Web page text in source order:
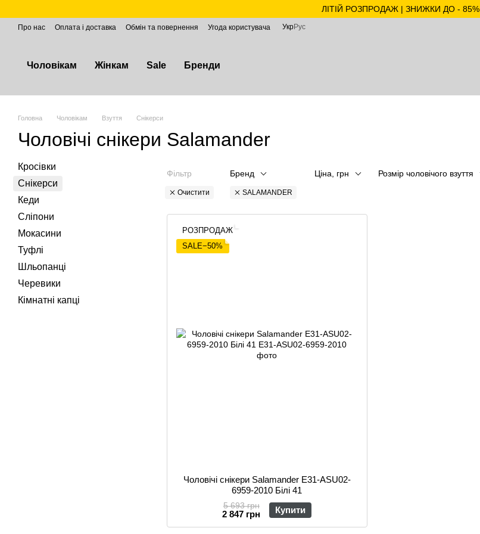
ЛІТІЙ РОЗПРОДАЖ | ЗНИЖКИ ДО - 85%
Про нас Оплата і доставка Обмін та повернення Угода користувача УкрРус
Чоловікам Жінкам Sale Бренди
Головна Чоловікам Взуття Снікерси
Чоловічі снікери Salamander
Фільтр
Очистити
Бренд
SALAMANDER
Ціна, грн Розмір чоловічого взуття
РОЗПРОДАЖ
SALE−50%
Чоловічі снікери Salamander E31-ASU02-
6959-2010 Білі 41
5 693 грн
2 847 грн Купити
Кросівки
Снікерси
Кеди
Сліпони
Мокасини
Туфлі
Шльопанці
Черевики
Кімнатні капці